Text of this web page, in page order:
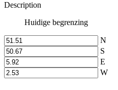
Description
Huidige begrenzing
N
S
E
W